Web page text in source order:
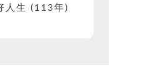
人生 (113年)